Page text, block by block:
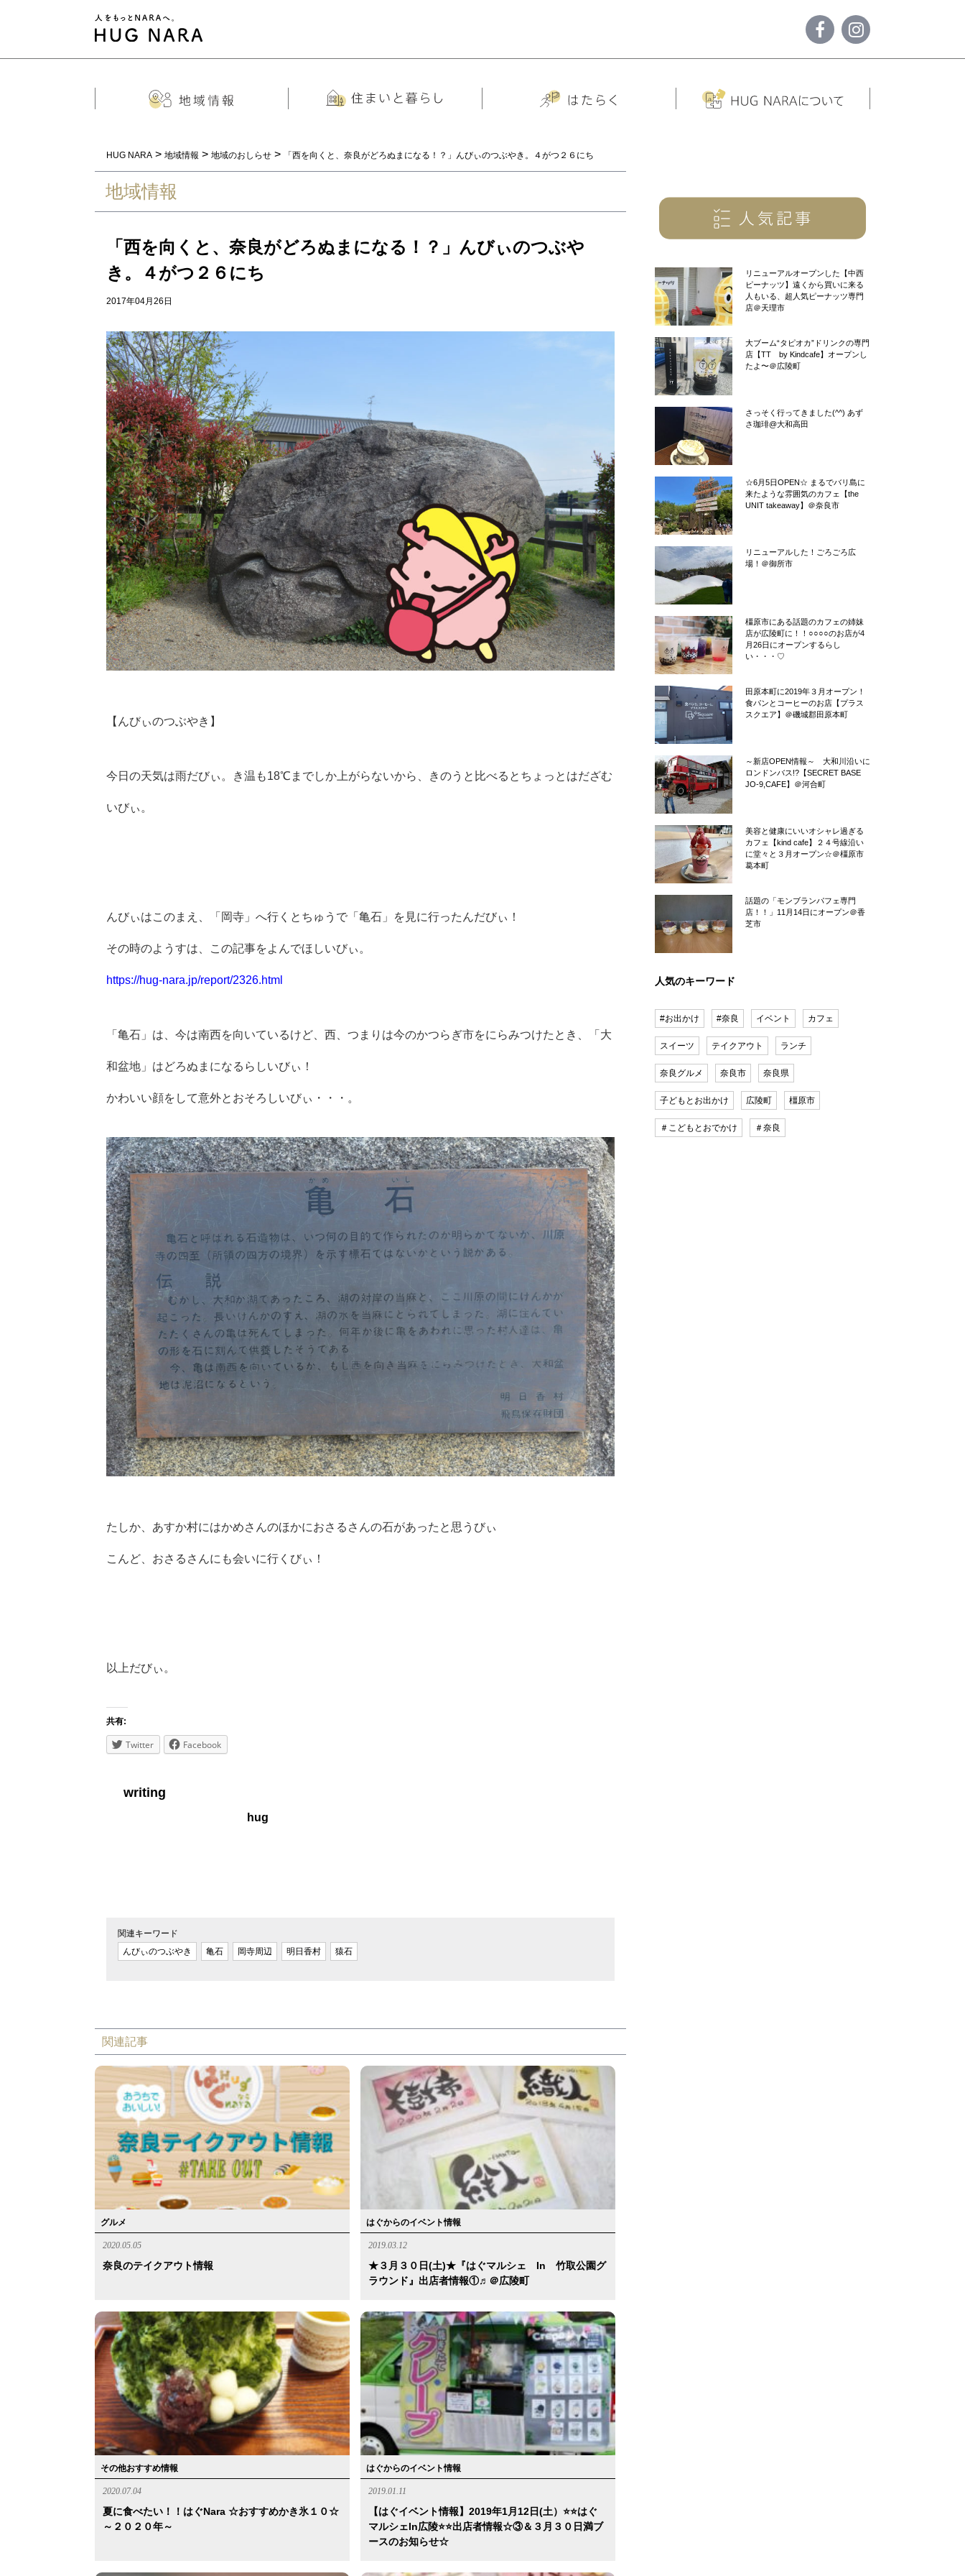
HUG NARA > 地域情報 > 地域のおしらせ > 「西を向くと、奈良がどろぬまになる！？」んびぃのつぶやき。４がつ２６にち
地域情報
「西を向くと、奈良がどろぬまになる！？」んびぃのつぶや
き。４がつ２６にち
2017年04月26日
【んびぃのつぶやき】
今日の天気は雨だびぃ。き温も18℃までしか上がらないから、きのうと比べるとちょっとはだざむ
いびぃ。
んびぃはこのまえ、「岡寺」へ行くとちゅうで「亀石」を見に行ったんだびぃ！
その時のようすは、この記事をよんでほしいびぃ。
https://hug-nara.jp/report/2326.html
「亀石」は、今は南西を向いているけど、西、つまりは今のかつらぎ市をにらみつけたとき、「大
和盆地」はどろぬまになるらしいびぃ！
かわいい顔をして意外とおそろしいびぃ・・・。
たしか、あすか村にはかめさんのほかにおさるさんの石があったと思うびぃ
こんど、おさるさんにも会いに行くびぃ！
以上だびぃ。
共有:
Twitter Facebook
writing
hug
関連キーワード
んびぃのつぶやき
亀石 岡寺周辺 明日香村 猿石
関連記事
グルメ
2020.05.05
奈良のテイクアウト情報
はぐからのイベント情報
2019.03.12
★３月３０日(土)★『はぐマルシェ In 竹取公園グ
ラウンド』出店者情報①♬＠広陵町
その他おすすめ情報
2020.07.04
夏に食べたい！！はぐnara ☆おすすめかき氷１０☆
～２０２０年～
はぐからのイベント情報
2019.01.11
【はぐイベント情報】2019年1月12日(土）⭐️⭐️はぐ
マルシェin広陵⭐️⭐️出店者情報☆③＆３月３０日満ブ
ースのお知らせ☆
リニューアルオープンした【中西
ピーナッツ】遠くから買いに来る
人もいる、超人気ピーナッツ専門
店＠天理市
大ブーム“タピオカ”ドリンクの専門
店【TT by Kindcafe】オープンし
たよ〜＠広陵町
さっそく行ってきました(^^) あず
さ珈琲@大和高田
☆6月5日OPEN☆ まるでバリ島に
来たような雰囲気のカフェ【the
UNIT takeaway】＠奈良市
リニューアルした！ごろごろ広
場！＠御所市
橿原市にある話題のカフェの姉妹
店が広陵町に！！○○○○のお店が4
月26日にオープンするらし
い・・・♡
田原本町に2019年３月オープン！
食パンとコーヒーのお店【プラス
スクエア】＠磯城郡田原本町
～新店OPEN情報～ 大和川沿いに
ロンドンバス!?【SECRET BASE
JO-9,CAFE】＠河合町
美容と健康にいいオシャレ過ぎる
カフェ【kind cafe】２４号線沿い
に堂々と３月オープン☆＠橿原市
葛本町
話題の「モンブランパフェ専門
店！！」11月14日にオープン＠香
芝市
人気のキーワード
#お出かけ #奈良 イベント カフェ
スイーツ テイクアウト ランチ
奈良グルメ 奈良市 奈良県
子どもとお出かけ 広陵町 橿原市
＃こどもとおでかけ ＃奈良